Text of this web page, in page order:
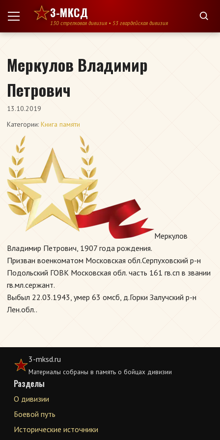
Перейти к содержимому
3-МКСД
130 стрелковая дивизия • 53 гвардейская дивизия
Меркулов Владимир
Петрович
13.10.2019
Категории: Книга памяти
Меркулов
Владимир Петрович, 1907 года рождения.
Призван военкоматом Московская обл.Серпуховский р-н
Подольский ГОВК Московская обл. часть 161 гв.сп в звании
гв.мл.сержант.
Выбыл 22.03.1943, умер 63 омсб, д.Горки Залучский р-н
Лен.обл..
3-mksd.ru
Материалы собраны в память о бойцах дивизии
Разделы
О дивизии
Боевой путь
Исторические источники